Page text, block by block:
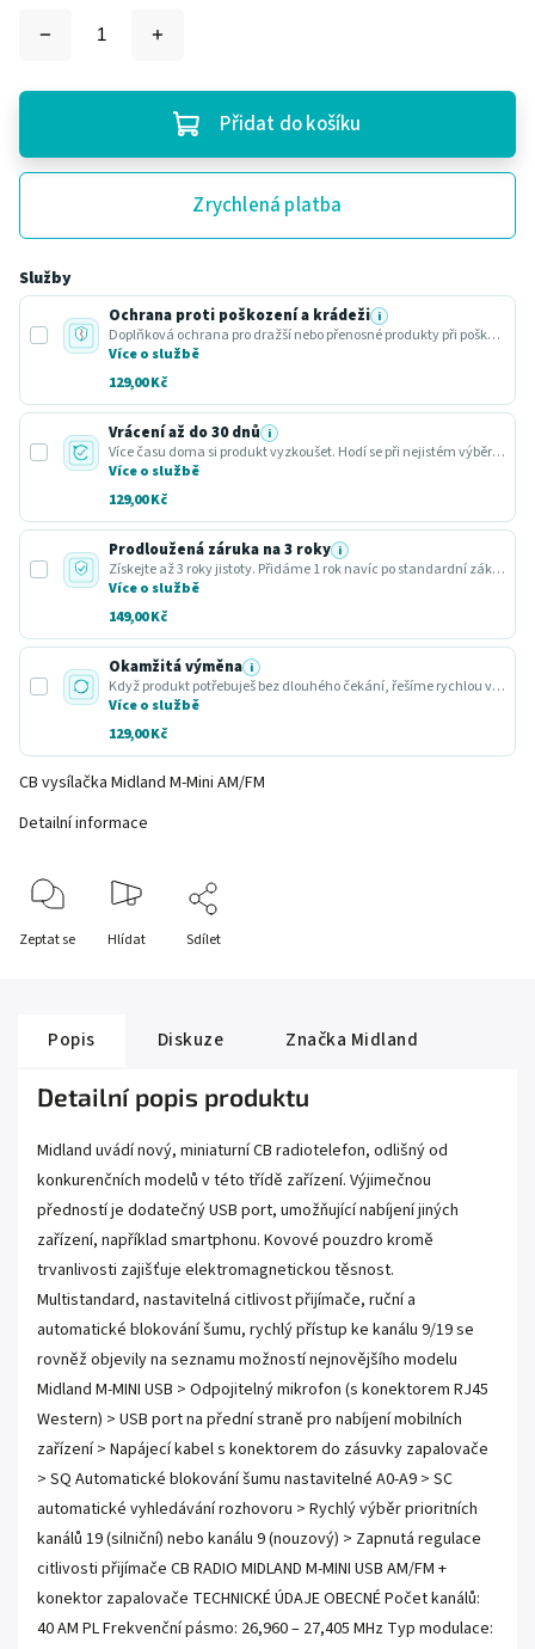
Přidat do košíku
Zrychlená platba
Služby
Ochrana proti poškození a krádeži i
Doplňková ochrana pro dražší nebo přenosné produkty při poškození nebo krádeži.
Více o službě
129,00 Kč
Vrácení až do 30 dnů i
Více času doma si produkt vyzkoušet. Hodí se při nejistém výběru nebo dárku.
Více o službě
129,00 Kč
Prodloužená záruka na 3 roky i
Získejte až 3 roky jistoty. Přidáme 1 rok navíc po standardní zákonné lhůtě.
Více o službě
149,00 Kč
Okamžitá výměna i
Když produkt potřebuješ bez dlouhého čekání, řešíme rychlou výměnu za funkční kus.
Více o službě
129,00 Kč
CB vysílačka Midland M-Mini AM/FM
Detailní informace
Zeptat se Hlídat Sdílet
Popis Diskuze Značka Midland
Detailní popis produktu
Midland uvádí nový, miniaturní CB radiotelefon, odlišný od
konkurenčních modelů v této třídě zařízení. Výjimečnou
předností je dodatečný USB port, umožňující nabíjení jiných
zařízení, například smartphonu. Kovové pouzdro kromě
trvanlivosti zajišťuje elektromagnetickou těsnost.
Multistandard, nastavitelná citlivost přijímače, ruční a
automatické blokování šumu, rychlý přístup ke kanálu 9/19 se
rovněž objevily na seznamu možností nejnovějšího modelu
Midland M-MINI USB > Odpojitelný mikrofon (s konektorem RJ45
Western) > USB port na přední straně pro nabíjení mobilních
zařízení > Napájecí kabel s konektorem do zásuvky zapalovače
> SQ Automatické blokování šumu nastavitelné A0-A9 > SC
automatické vyhledávání rozhovoru > Rychlý výběr prioritních
kanálů 19 (silniční) nebo kanálu 9 (nouzový) > Zapnutá regulace
citlivosti přijímače CB RADIO MIDLAND M-MINI USB AM/FM +
konektor zapalovače TECHNICKÉ ÚDAJE OBECNÉ Počet kanálů:
40 AM PL Frekvenční pásmo: 26,960 – 27,405 MHz Typ modulace: